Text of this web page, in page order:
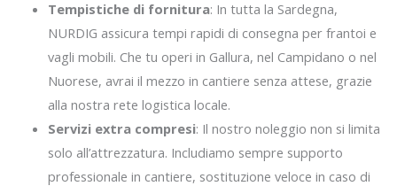
Tempistiche di fornitura: In tutta la Sardegna,
NURDIG assicura tempi rapidi di consegna per frantoi e
vagli mobili. Che tu operi in Gallura, nel Campidano o nel
Nuorese, avrai il mezzo in cantiere senza attese, grazie
alla nostra rete logistica locale.
Servizi extra compresi: Il nostro noleggio non si limita
solo all’attrezzatura. Includiamo sempre supporto
professionale in cantiere, sostituzione veloce in caso di